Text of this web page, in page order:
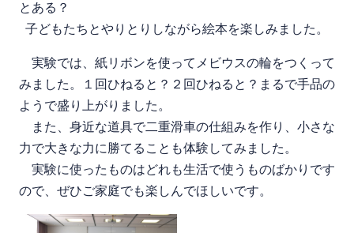
とある？
子どもたちとやりとりしながら絵本を楽しみました。
実験では、紙リボンを使ってメビウスの輪をつくって
みました。１回ひねると？２回ひねると？まるで手品の
ようで盛り上がりました。
また、身近な道具で二重滑車の仕組みを作り、小さな
力で大きな力に勝てることも体験してみました。
実験に使ったものはどれも生活で使うものばかりです
ので、ぜひご家庭でも楽しんでほしいです。